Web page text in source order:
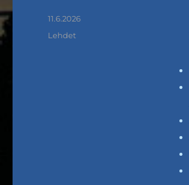
Julkaistu
11.6.2026
Kategoriat
Lehdet